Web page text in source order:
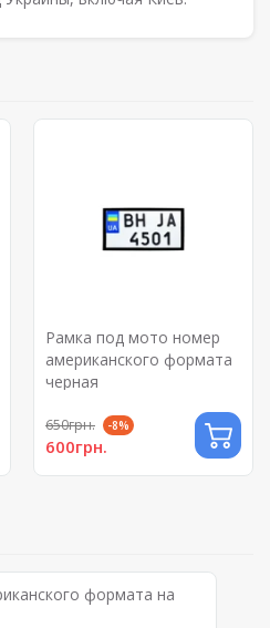
Рамка под мото номер
американского формата
черная
650грн. -8%
600грн.
формата на